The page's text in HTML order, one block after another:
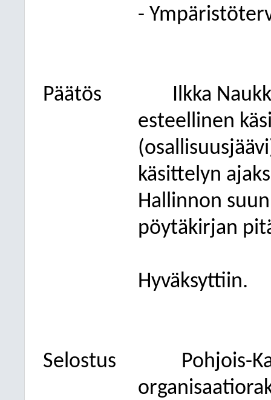
-
Päätös
Ilkka
esteellinen
käsittelyn
Hallinnon
pöytäkirjan
Hyväksyttiin.
Selostus
Pohjois-